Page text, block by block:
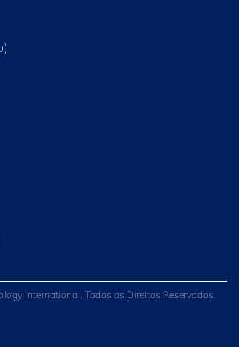
International. Todos os Direitos Reservados.